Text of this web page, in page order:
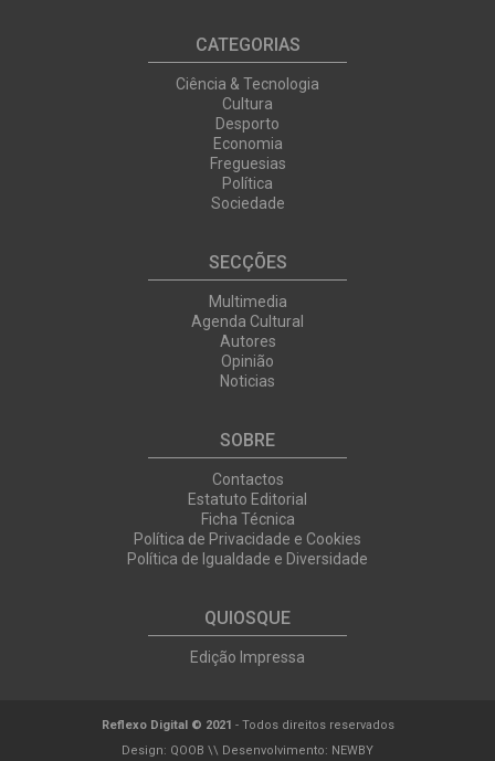
CATEGORIAS
Ciência & Tecnologia
Cultura
Desporto
Economia
Freguesias
Política
Sociedade
SECÇÕES
Multimedia
Agenda Cultural
Autores
Opinião
Noticias
SOBRE
Contactos
Estatuto Editorial
Ficha Técnica
Política de Privacidade e Cookies
Política de Igualdade e Diversidade
QUIOSQUE
Edição Impressa
Reflexo Digital © 2021 - Todos direitos reservados
Design: QOOB \\ Desenvolvimento: NEWBY